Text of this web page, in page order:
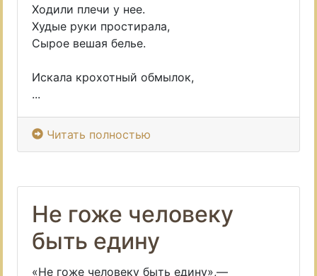
Ходили плечи у нее.
Худые руки простирала,
Сырое вешая белье.
Искала крохотный обмылок,
...
Читать полностью
Не гоже человеку
быть едину
«Не гоже человеку быть едину»,—